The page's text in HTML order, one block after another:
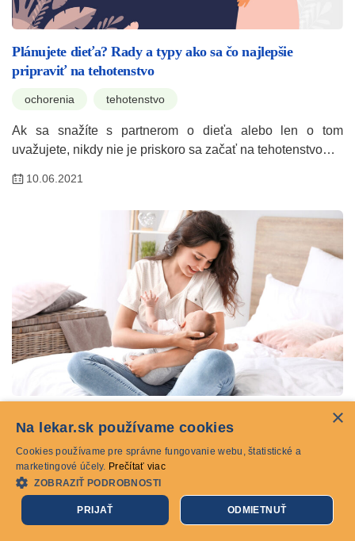
Plánujete dieťa? Rady a typy ako sa čo najlepšie
pripraviť na tehotenstvo
ochorenia tehotenstvo
Ak sa snažíte s partnerom o dieťa alebo len o tom
uvažujete, nikdy nie je priskoro sa začať na tehotenstvo…
10.06.2021
Materské mlieko, čo znamenajú jeho zmeny vo farbe a
zložení?
ochorenia
Materské mlieko poskytuje pre bábätko ideálnu výživu. Má
takmer dokonalú zmes vitamínov, bielkovín a tukov, ktoré
×
Na lekar.sk používame cookies
Cookies používame pre správne fungovanie webu, štatistické a
marketingové účely. Prečítať viac
ZOBRAZIŤ PODROBNOSTI
PRIJAŤ ODMIETNUŤ